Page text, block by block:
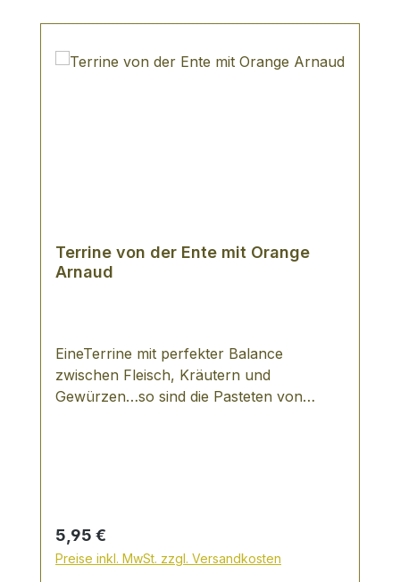
Terrine von der Ente mit Orange
Arnaud
EineTerrine mit perfekter Balance
zwischen Fleisch, Kräutern und
Gewürzen…so sind die Pasteten von
Zutaten verarbeitet, d.h. keinerlei
künstliche Aromen, Farb- und
Konservierungsstoffe verwendet. Die
Regulärer Preis:
5,95 €
Preise inkl. MwSt. zzgl. Versandkosten